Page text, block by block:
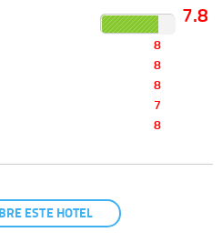
7.8
8
8
8
7
8
ESTE HOTEL